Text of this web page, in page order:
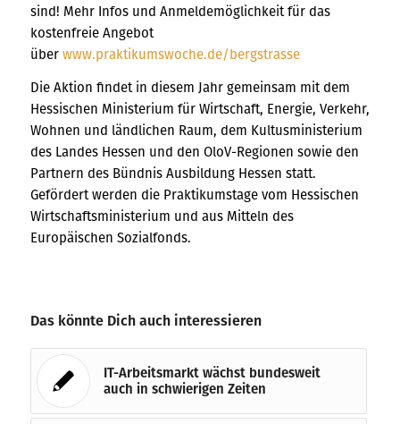
sind! Mehr Infos und Anmeldemöglichkeit für das
kostenfreie Angebot
überwww.praktikumswoche.de/bergstrasse
Die Aktion findet in diesem Jahr gemeinsam mit dem
Hessischen Ministerium für Wirtschaft, Energie, Verkehr,
Wohnen und ländlichen Raum, dem Kultusministerium
des Landes Hessen und den OloV-Regionen sowie den
Partnern des Bündnis Ausbildung Hessen statt.
Gefördert werden die Praktikumstage vom Hessischen
Wirtschaftsministerium und aus Mitteln des
Europäischen Sozialfonds.
Das könnte Dich auch interessieren
IT-Arbeitsmarkt wächst bundesweit
auch in schwierigen Zeiten